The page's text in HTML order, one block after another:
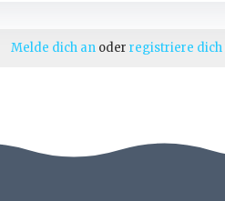
Melde dich anoder registriere dich